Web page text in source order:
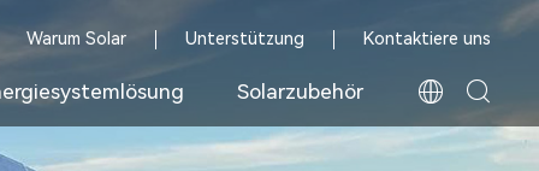
Warum Solar Unterstützung Kontaktiere uns
Solarzubehör